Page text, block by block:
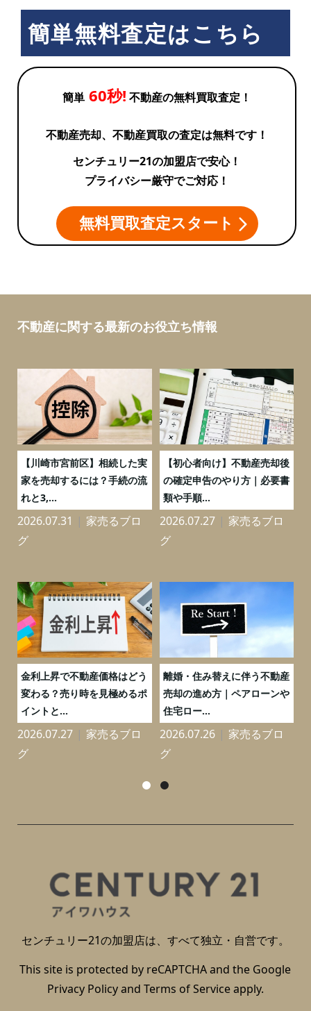
簡単無料査定はこちら
簡単 60秒! 不動産の無料買取査定！
不動産売却、不動産買取の査定は無料です！
センチュリー21の加盟店で安心！
プライバシー厳守でご対応！
無料買取査定スタート
不動産に関する最新のお役立ち情報
【川崎市宮前区】相続した実
家を売却するには？手続の流
れと3,...
2026.07.31
家売るブロ
グ
【初心者向け】不動産売却後
の確定申告のやり方｜必要書
類や手順...
2026.07.27
家売るブロ
グ
金利上昇で不動産価格はどう
変わる？売り時を見極めるポ
イントと...
2026.07.27
家売るブロ
グ
離婚・住み替えに伴う不動産
売却の進め方｜ペアローンや
住宅ロー...
2026.07.26
家売るブロ
グ
センチュリー21の加盟店は、すべて独立・自営です。
This site is protected by reCAPTCHA and the Google
Privacy Policyand Terms of Serviceapply.